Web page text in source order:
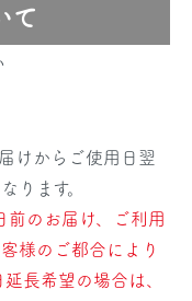
て
けからご使用日翌
ります。
前のお届け、ご利用
様のご都合により
長希望の場合は、